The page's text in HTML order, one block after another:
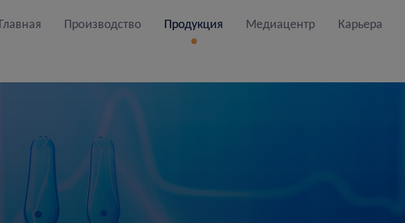
Главная Производство Продукция Медиацентр Карьера